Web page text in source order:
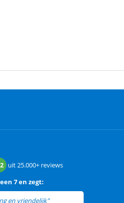
uit25.000+ reviews
7 en zegt:
en vriendelijk"